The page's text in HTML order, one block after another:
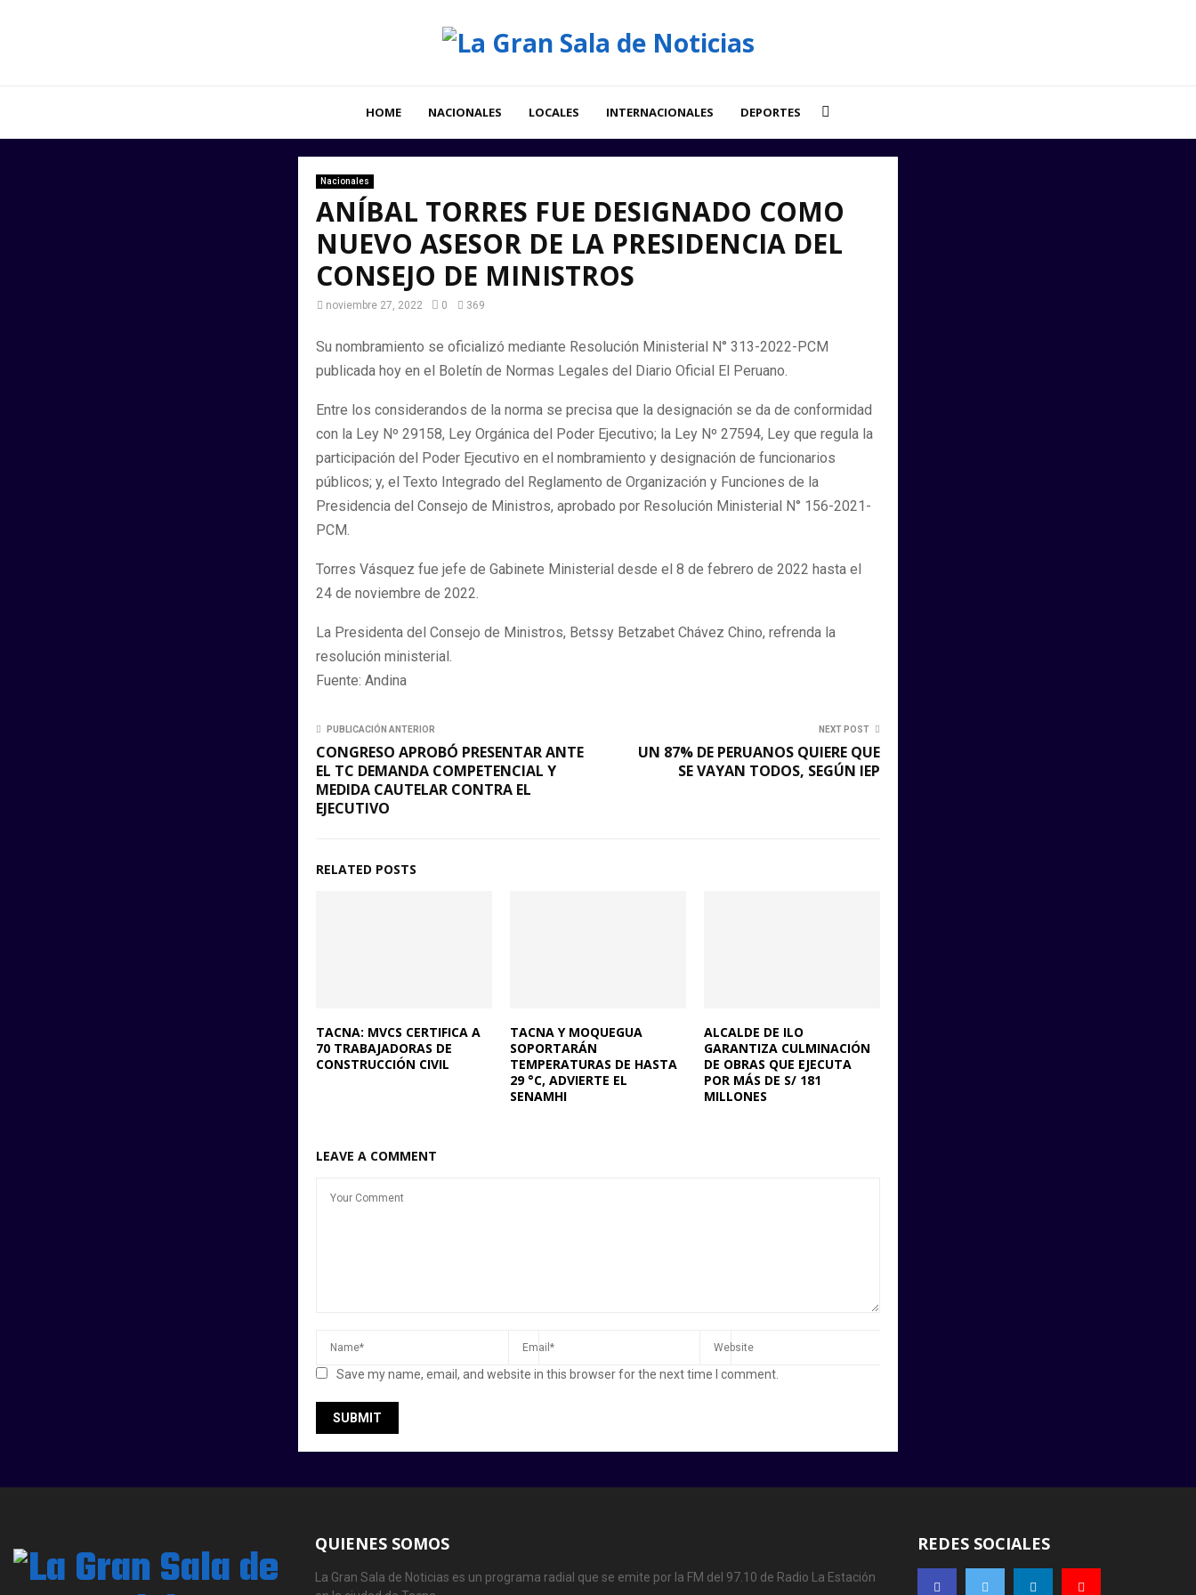
HOME NACIONALES LOCALES INTERNACIONALES DEPORTES
Nacionales
ANÍBAL TORRES FUE DESIGNADO COMO
NUEVO ASESOR DE LA PRESIDENCIA DEL
CONSEJO DE MINISTROS
noviembre 27, 2022 0 369
Su nombramiento se oficializó mediante Resolución Ministerial N° 313-2022-PCM
publicada hoy en el Boletín de Normas Legales del Diario Oficial El Peruano.
Entre los considerandos de la norma se precisa que la designación se da de conformidad
con la Ley Nº 29158, Ley Orgánica del Poder Ejecutivo; la Ley Nº 27594, Ley que regula la
participación del Poder Ejecutivo en el nombramiento y designación de funcionarios
públicos; y, el Texto Integrado del Reglamento de Organización y Funciones de la
Presidencia del Consejo de Ministros, aprobado por Resolución Ministerial N° 156-2021-
PCM.
Torres Vásquez fue jefe de Gabinete Ministerial desde el 8 de febrero de 2022 hasta el
24 de noviembre de 2022.
La Presidenta del Consejo de Ministros, Betssy Betzabet Chávez Chino, refrenda la
resolución ministerial.
Fuente: Andina
PUBLICACIÓN ANTERIOR
CONGRESO APROBÓ PRESENTAR ANTE
EL TC DEMANDA COMPETENCIAL Y
MEDIDA CAUTELAR CONTRA EL
EJECUTIVO
NEXT POST
UN 87% DE PERUANOS QUIERE QUE
SE VAYAN TODOS, SEGÚN IEP
RELATED POSTS
TACNA: MVCS CERTIFICA A
70 TRABAJADORAS DE
CONSTRUCCIÓN CIVIL
TACNA Y MOQUEGUA
SOPORTARÁN
TEMPERATURAS DE HASTA
29 °C, ADVIERTE EL
SENAMHI
ALCALDE DE ILO
GARANTIZA CULMINACIÓN
DE OBRAS QUE EJECUTA
POR MÁS DE S/ 181
MILLONES
LEAVE A COMMENT
Save my name, email, and website in this browser for the next time I comment.
QUIENES SOMOS
La Gran Sala de Noticias es un programa radial que se emite por la FM del 97.10 de Radio La Estación
REDES SOCIALES